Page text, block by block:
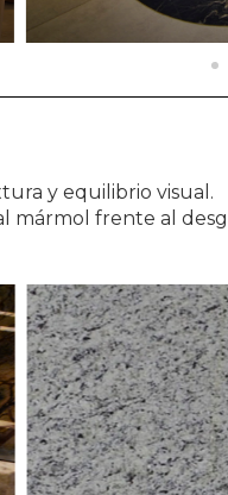
y equilibrio visual.
mármol frente al